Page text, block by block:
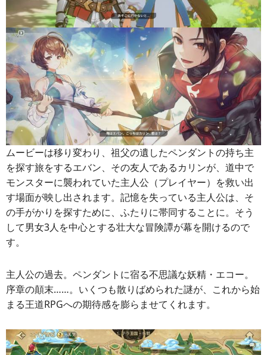
ムービーは移り変わり、祖父の遺したペンダントの持ち主
を探す旅をするエバン、その友人であるカリンが、道中で
モンスターに襲われていた主人公（プレイヤー）を救い出
す場面が映し出されます。記憶を失っている主人公は、そ
の手がかりを探すために、ふたりに帯同することに。そう
して男女3人を中心とする壮大な冒険譚が幕を開けるので
す。
主人公の過去。ペンダントに宿る不思議な妖精・エコー。
序章の顛末……。いくつも散りばめられた謎が、これから始
まる王道RPGへの期待感を膨らませてくれます。